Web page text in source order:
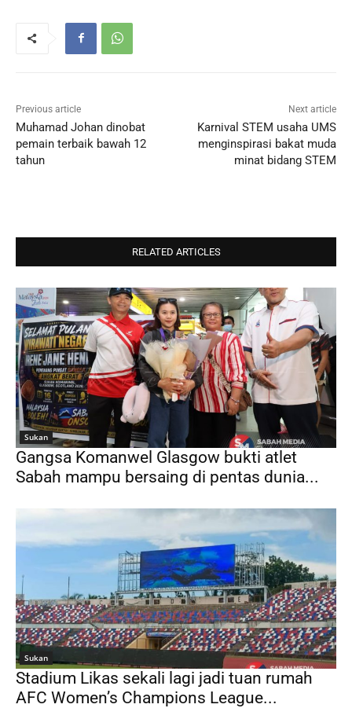
Previous article
Muhamad Johan dinobat
pemain terbaik bawah 12
tahun
Next article
Karnival STEM usaha UMS
menginspirasi bakat muda
minat bidang STEM
RELATED ARTICLES
Sukan
Gangsa Komanwel Glasgow bukti atlet
Sabah mampu bersaing di pentas dunia...
Sukan
Stadium Likas sekali lagi jadi tuan rumah
AFC Women’s Champions League...